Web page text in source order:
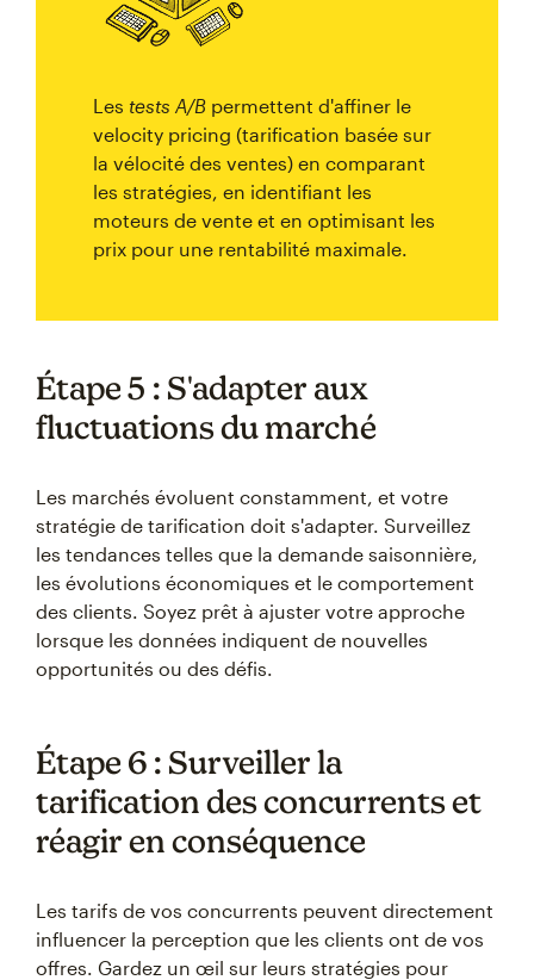
Les tests A/B permettent d'affiner le
velocity pricing (tarification basée sur
la vélocité des ventes) en comparant
les stratégies, en identifiant les
moteurs de vente et en optimisant les
prix pour une rentabilité maximale.
Étape 5 : S'adapter aux
fluctuations du marché
Les marchés évoluent constamment, et votre
stratégie de tarification doit s'adapter. Surveillez
les tendances telles que la demande saisonnière,
les évolutions économiques et le comportement
des clients. Soyez prêt à ajuster votre approche
lorsque les données indiquent de nouvelles
opportunités ou des défis.
Étape 6 : Surveiller la
tarification des concurrents et
réagir en conséquence
Les tarifs de vos concurrents peuvent directement
influencer la perception que les clients ont de vos
offres. Gardez un œil sur leurs stratégies pour